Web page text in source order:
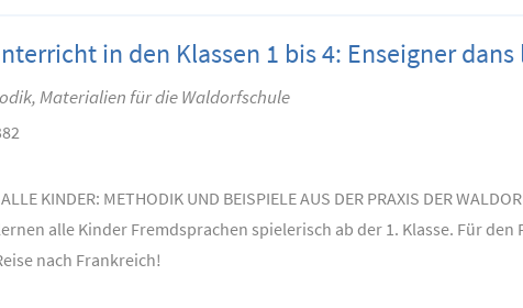
in den Klassen 1 bis 4: Enseigner dans
Materialien für die Waldorfschule
KINDER: METHODIK UND BEISPIELE AUS DER PRAXIS DER
alle Kinder Fremdsprachen spielerisch ab der 1. Klasse. Für
nach Frankreich!